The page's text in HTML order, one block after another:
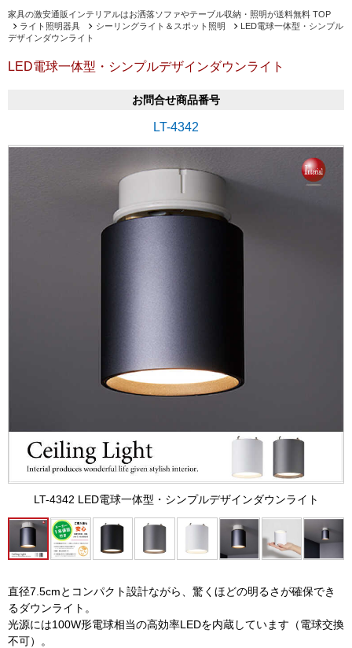
家具の激安通販インテリアルはお洒落ソファやテーブル収納・照明が送料無料 TOP
ライト照明器具
シーリングライト＆スポット照明
LED電球一体型・シンプル
デザインダウンライト
LED電球一体型・シンプルデザインダウンライト
お問合せ商品番号
LT-4342
LT-4342 LED電球一体型・シンプルデザインダウンライト
直径7.5cmとコンパクト設計ながら、驚くほどの明るさが確保でき
るダウンライト。
光源には100W形電球相当の高効率LEDを内蔵しています（電球交換
不可）。